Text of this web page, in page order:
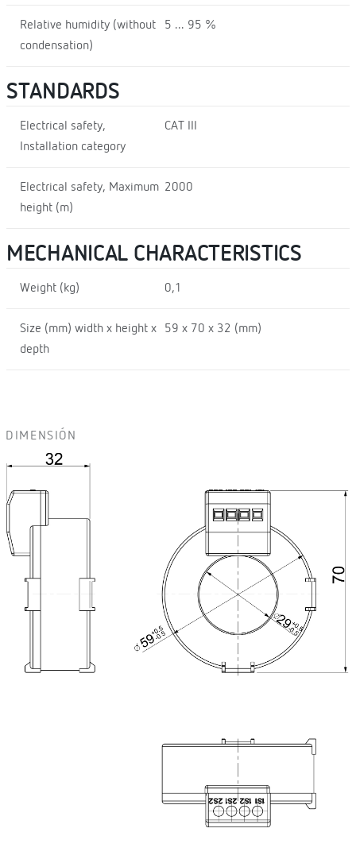
Relative humidity (without
condensation)
5 ... 95 %
STANDARDS
Electrical safety,
Installation category
CAT III
Electrical safety, Maximum
height (m)
2000
MECHANICAL CHARACTERISTICS
Weight (kg) 0,1
Size (mm) width x height x
depth
59 x 70 x 32 (mm)
DIMENSIÓN